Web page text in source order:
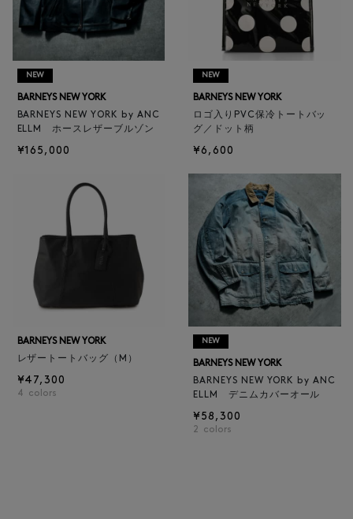
NEW
BARNEYS NEW YORK
BARNEYS NEW YORK by ANC
ELLM ホースレザーブルゾン
¥165,000
NEW
BARNEYS NEW YORK
ロゴ入りPVC保冷トートバッ
グ／ドット柄
¥6,600
BARNEYS NEW YORK
レザートートバッグ（M）
¥47,300
4 colors
NEW
BARNEYS NEW YORK
BARNEYS NEW YORK by ANC
ELLM デニムカバーオール
¥58,300
2 colors